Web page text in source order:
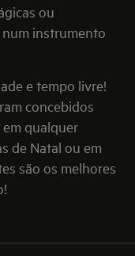
ou
instrumento
e tempo livre!
concebidos
qualquer
de Natal ou em
são os melhores